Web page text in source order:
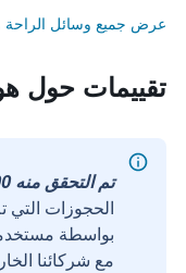
عرض جميع وسائل الراحة
تقييمات حول
تم التحقق منه 100%
الحجوزات التي
مع شركائنا